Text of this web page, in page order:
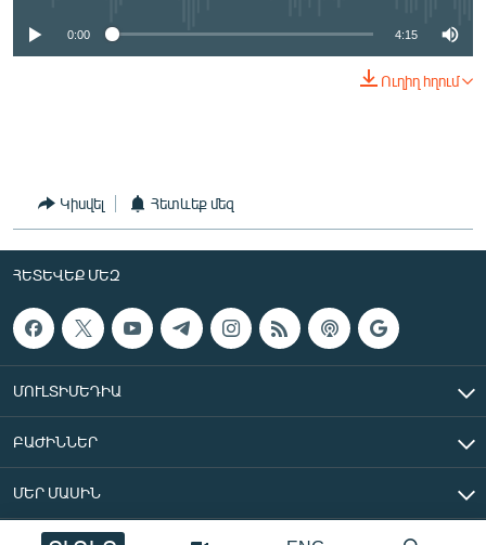
Հայերեն
«Ազատության» բոլոր կայքերը
0:00 4:15
Ուղիղ հղում
Կիսվել Հետևեք մեզ
ՀԵՏԵՎԵՔ ՄԵԶ
ՄՈՒԼՏԻՄԵԴԻԱ
ԲԱԺԻՆՆԵՐ
ՄԵՐ ՄԱՍԻՆ